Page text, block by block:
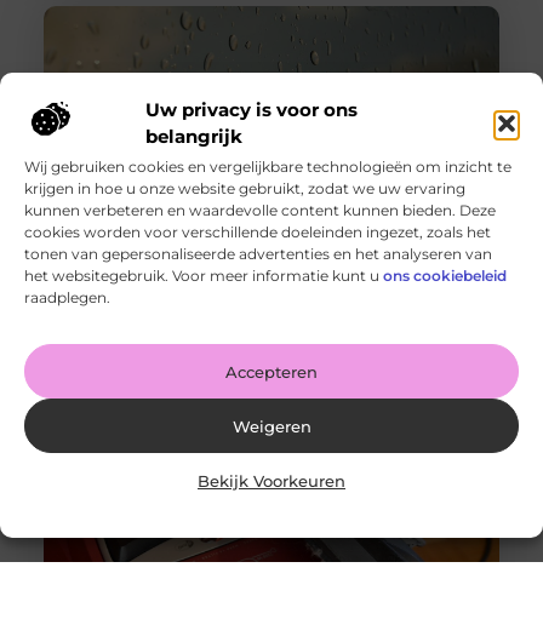
Uw privacy is voor ons
belangrijk
Wij gebruiken cookies en vergelijkbare technologieën om inzicht te
krijgen in hoe u onze website gebruikt, zodat we uw ervaring
kunnen verbeteren en waardevolle content kunnen bieden. Deze
cookies worden voor verschillende doeleinden ingezet, zoals het
tonen van gepersonaliseerde advertenties en het analyseren van
het websitegebruik. Voor meer informatie kunt u ons cookiebeleid
raadplegen.
Accepteren
Weigeren
Bekijk Voorkeuren
Wanneer schakel je een glaszetter in en wat kun je van
hem verwachten?
Goed artikel? Deel hem dan op: Share on X (Twitter)